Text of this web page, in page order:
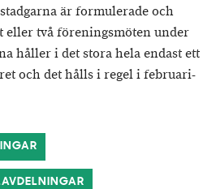
är formulerade och
eller två föreningsmöten under
håller i det stora hela endast ett
och det hålls i regel i februari-